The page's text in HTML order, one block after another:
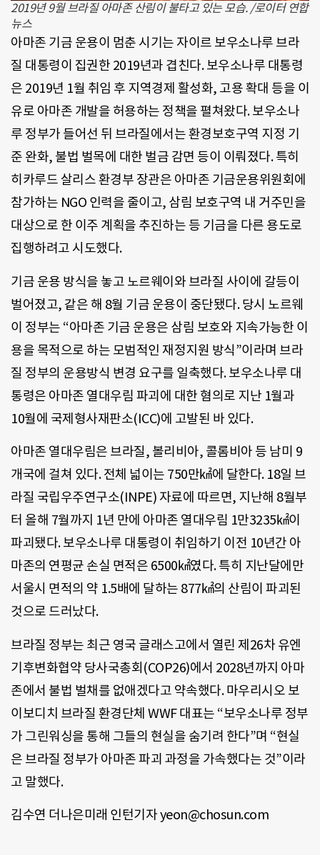
2019년 9월 브라질 아마존 산림이 불타고 있는 모습. /로이터 연합
뉴스
아마존 기금 운용이 멈춘 시기는 자이르 보우소나루 브라
질 대통령이 집권한 2019년과 겹친다. 보우소나루 대통령
은 2019년 1월 취임 후 지역경제 활성화, 고용 확대 등을 이
유로 아마존 개발을 허용하는 정책을 펼쳐왔다. 보우소나
루 정부가 들어선 뒤 브라질에서는 환경보호구역 지정 기
준 완화, 불법 벌목에 대한 벌금 감면 등이 이뤄졌다. 특히
히카루드 살리스 환경부 장관은 아마존 기금운용위원회에
참가하는 NGO 인력을 줄이고, 삼림 보호구역 내 거주민을
대상으로 한 이주 계획을 추진하는 등 기금을 다른 용도로
집행하려고 시도했다.
기금 운용 방식을 놓고 노르웨이와 브라질 사이에 갈등이
벌어졌고, 같은 해 8월 기금 운용이 중단됐다. 당시 노르웨
이 정부는 “아마존 기금 운용은 삼림 보호와 지속가능한 이
용을 목적으로 하는 모범적인 재정지원 방식”이라며 브라
질 정부의 운용방식 변경 요구를 일축했다. 보우소나루 대
통령은 아마존 열대우림 파괴에 대한 혐의로 지난 1월과
10월에 국제형사재판소(ICC)에 고발된 바 있다.
아마존 열대우림은 브라질, 볼리비아, 콜롬비아 등 남미 9
개국에 걸쳐 있다. 전체 넓이는 750만㎢에 달한다. 18일 브
라질 국립우주연구소(INPE) 자료에 따르면, 지난해 8월부
터 올해 7월까지 1년 만에 아마존 열대우림 1만3235㎢이
파괴됐다. 보우소나루 대통령이 취임하기 이전 10년간 아
마존의 연평균 손실 면적은 6500㎢였다. 특히 지난달에만
서울시 면적의 약 1.5배에 달하는 877㎢의 산림이 파괴된
것으로 드러났다.
브라질 정부는 최근 영국 글래스고에서 열린 제26차 유엔
기후변화협약 당사국총회(COP26)에서 2028년까지 아마
존에서 불법 벌채를 없애겠다고 약속했다. 마우리시오 보
이보디치 브라질 환경단체 WWF 대표는 “보우소나루 정부
가 그린워싱을 통해 그들의 현실을 숨기려 한다”며 “현실
은 브라질 정부가 아마존 파괴 과정을 가속했다는 것”이라
고 말했다.
김수연 더나은미래 인턴기자 yeon@chosun.com